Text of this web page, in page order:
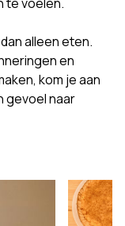
alleen eten.
en
kom je aan
gevoel naar